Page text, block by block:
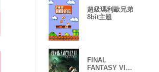
超級瑪利歐兄弟
8bit主題
FINAL
FANTASY VII